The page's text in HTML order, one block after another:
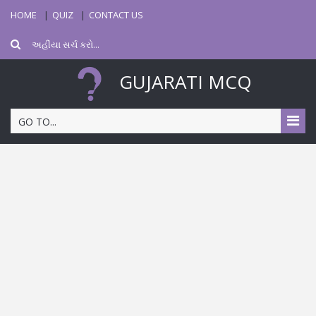
HOME QUIZ CONTACT US
GUJARATI MCQ
GO TO...